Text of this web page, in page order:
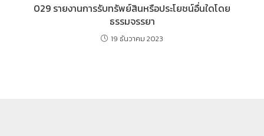
029 รายงานการรับทรัพย์สินหรือประโยชน์อื่นใดโดย
ธรรมจรรยา
19 ธันวาคม 2023